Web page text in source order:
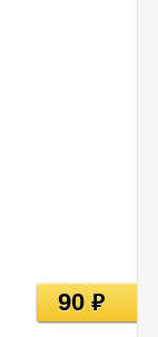
90руб